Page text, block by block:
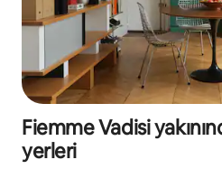
Fiemme Vadisi
yerleri